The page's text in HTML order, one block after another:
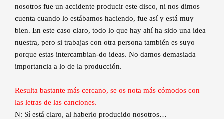
nosotros fue un accidente producir este disco, ni nos dimos
cuenta cuando lo estábamos haciendo, fue así y está muy
bien. En este caso claro, todo lo que hay ahí ha sido una idea
nuestra, pero si trabajas con otra persona también es suyo
porque estas intercambian-do ideas. No damos demasiada
importancia a lo de la producción.
Resulta bastante más cercano, se os nota más cómodos con
las letras de las canciones.
N: Sí está claro, al haberlo producido nosotros…